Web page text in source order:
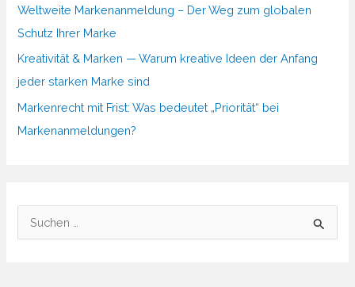
Weltweite Markenanmeldung – Der Weg zum globalen
Schutz Ihrer Marke
Kreativität & Marken — Warum kreative Ideen der Anfang
jeder starken Marke sind
Markenrecht mit Frist: Was bedeutet „Priorität“ bei
Markenanmeldungen?
u